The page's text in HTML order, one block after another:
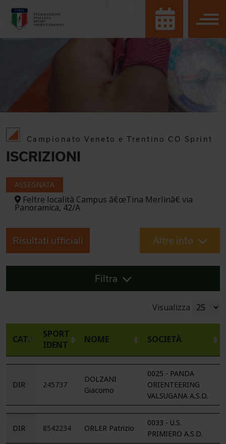
Campionato Veneto e Trentino CO Sprint
ISCRIZIONI
ASSEGNATA
Feltre località Campus â€œTina Merlinâ€ via
Panoramica, 42/A
Risultati ufficiali Altre info
Filtra
Visualizza
CAT.
SPORT
IDENT
NOME SOCIETÀ
DIR 245737
DOLZANI
Giacomo
0025 - PANDA
ORIENTEERING
VALSUGANA A.S.D.
DIR 8542234 ORLER Patrizio
0033 - U.S.
PRIMIERO A.S.D.